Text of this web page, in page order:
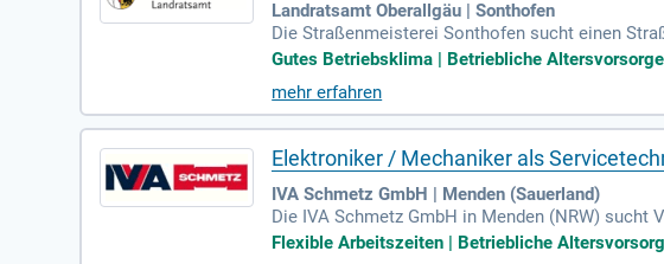
Landratsamt Oberallgäu | Sonthofen
Die Straßenmeisterei Sonthofen sucht einen
gaben umfassen die Überwachung von
Sie führen das Personal und steuern die
enst oder gleichwertige Qualifikationen im
nd zur Verkehrssicherheit in Sonthofen
Gutes Betriebsklima | Betriebliche
mehr erfahren
Elektroniker / Mechaniker als
IVA Schmetz GmbH | Menden (Sauerland)
Die IVA Schmetz GmbH in Menden (NRW)
n du Interesse an anspruchsvoller Technik hast,
Flexible Arbeitszeiten | Betriebliche